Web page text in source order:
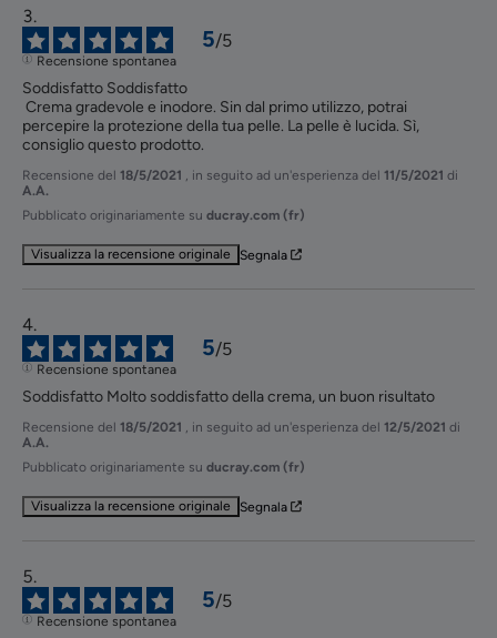
5/5
Recensione spontanea
Soddisfatto Soddisfatto
percepire la protezione della tua pelle. La pelle è lucida. Sì,
consiglio questo prodotto.
Recensione del 18/5/2021 , in seguito ad un'esperienza del 11/5/2021 di
A.A.
Pubblicato originariamente su ducray.com (fr)
Visualizza la recensione originale Segnala
5/5
Recensione spontanea
Soddisfatto Molto soddisfatto della crema, un buon risultato
Recensione del 18/5/2021 , in seguito ad un'esperienza del 12/5/2021 di
A.A.
Pubblicato originariamente su ducray.com (fr)
Visualizza la recensione originale Segnala
5/5
Recensione spontanea